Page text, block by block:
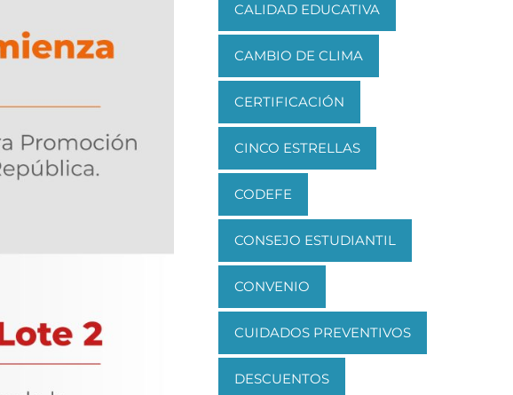
CALIDAD EDUCATIVA
CAMBIO DE CLIMA
CERTIFICACIÓN
CINCO ESTRELLAS
CODEFE
CONSEJO ESTUDIANTIL
CONVENIO
CUIDADOS PREVENTIVOS
DESCUENTOS